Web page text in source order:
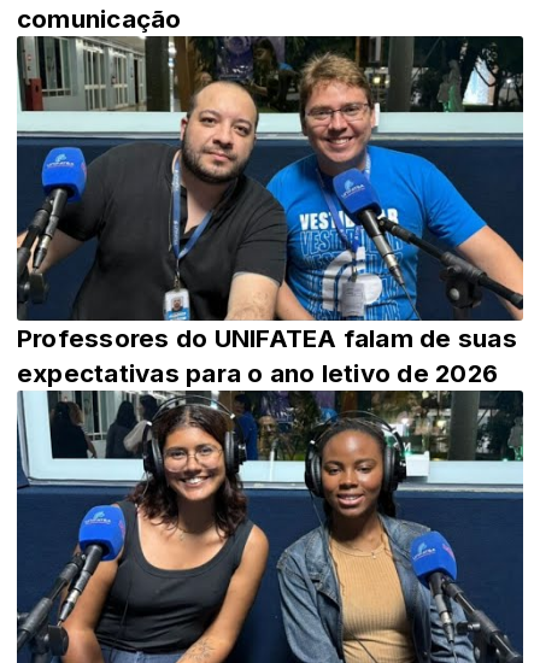
comunicação
Professores do UNIFATEA falam de suas
expectativas para o ano letivo de 2026